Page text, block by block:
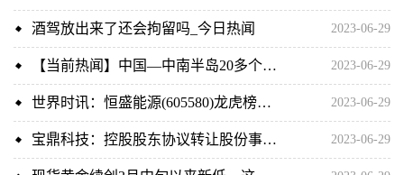
酒驾放出来了还会拘留吗_今日热闻 2023-06-29
【当前热闻】中国—中南半岛20多个重点陆路口岸联合倡议 跨境物流口岸智慧互联合作 2023-06-29
世界时讯：恒盛能源(605580)龙虎榜数据(06-29) 2023-06-29
宝鼎科技：控股股东协议转让股份事项获烟台市国资委批复 2023-06-29